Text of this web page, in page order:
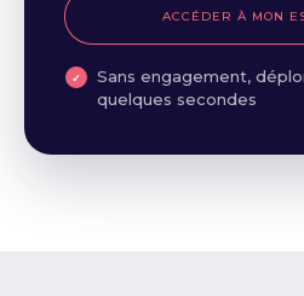
ACCÉDER À MON
Sans engagement,
quelques secondes